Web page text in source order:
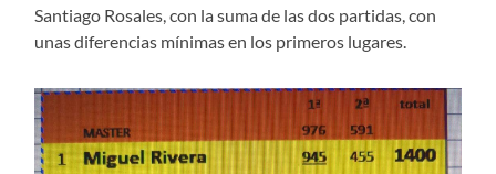
Santiago Rosales, con la suma de las dos partidas, con
unas diferencias mínimas en los primeros lugares.